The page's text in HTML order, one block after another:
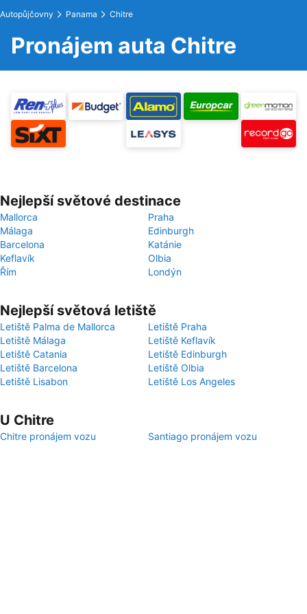
Autopůjčovny Panama Chitre
Pronájem auta Chitre
Nejlepší světové destinace
Mallorca
Praha
Málaga
Edinburgh
Barcelona
Katánie
Keflavík
Olbia
Řím
Londýn
Nejlepší světová letiště
Letiště Palma de Mallorca
Letiště Praha
Letiště Málaga
Letiště Keflavík
Letiště Catania
Letiště Edinburgh
Letiště Barcelona
Letiště Olbia
Letiště Lisabon
Letiště Los Angeles
U Chitre
Chitre pronájem vozu Santiago pronájem vozu